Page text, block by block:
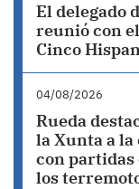
El delegado
reunió con
Cinco
04/08/2026
Rueda
la Xunta a la
con partidas
los